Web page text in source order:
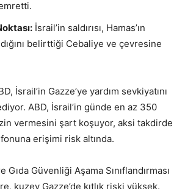
İsrail’in saldırısı, Hamas’ın
belirttiği Cebaliye ve çevresine
İsrail’in Gazze’ye yardım sevkiyatını
ABD, İsrail’in günde en az 350
vermesini şart koşuyor, aksi takdirde
erişimi risk altında.
Gıda Güvenliği Aşama Sınıflandırması
kuzey Gazze’de kıtlık riski yüksek.